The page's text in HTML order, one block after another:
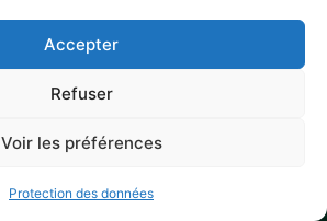
Accepter
Refuser
Voir les préférences
Protection des données